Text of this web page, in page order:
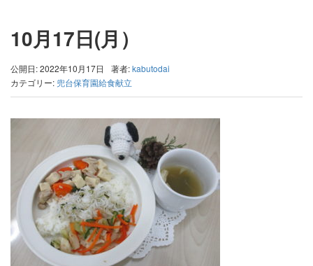
10月17日(月）
公開日: 2022年10月17日 著者:kabutodai
カテゴリー: 兜台保育園給食献立